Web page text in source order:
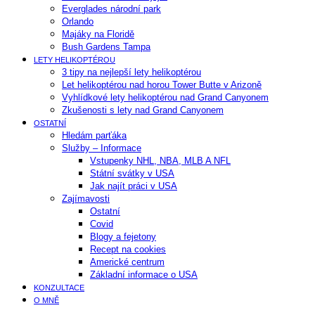
Everglades národní park
Orlando
Majáky na Floridě
Bush Gardens Tampa
LETY HELIKOPTÉROU
3 tipy na nejlepší lety helikoptérou
Let helikoptérou nad horou Tower Butte v Arizoně
Vyhlídkové lety helikoptérou nad Grand Canyonem
Zkušenosti s lety nad Grand Canyonem
OSTATNÍ
Hledám parťáka
Služby – Informace
Vstupenky NHL, NBA, MLB A NFL
Státní svátky v USA
Jak najít práci v USA
Zajímavosti
Ostatní
Covid
Blogy a fejetony
Recept na cookies
Americké centrum
Základní informace o USA
KONZULTACE
O MNĚ